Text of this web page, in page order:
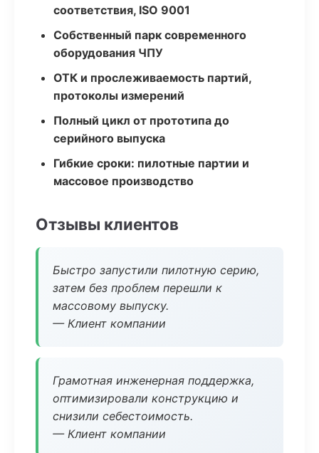
соответствия, ISO 9001
Собственный парк современного
оборудования ЧПУ
ОТК и прослеживаемость партий,
протоколы измерений
Полный цикл от прототипа до
серийного выпуска
Гибкие сроки: пилотные партии и
массовое производство
Отзывы клиентов
Быстро запустили пилотную серию,
затем без проблем перешли к
массовому выпуску.
— Клиент компании
Грамотная инженерная поддержка,
оптимизировали конструкцию и
снизили себестоимость.
— Клиент компании